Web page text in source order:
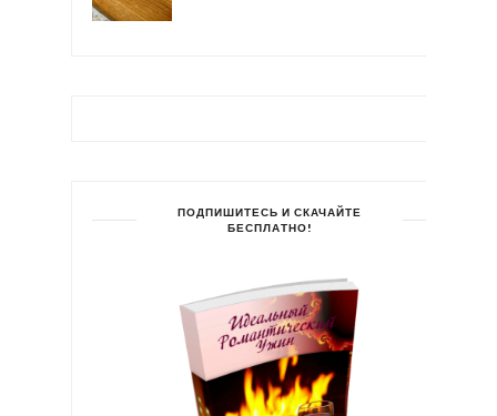
ПОДПИШИТЕСЬ И СКАЧАЙТЕ
БЕСПЛАТНО!